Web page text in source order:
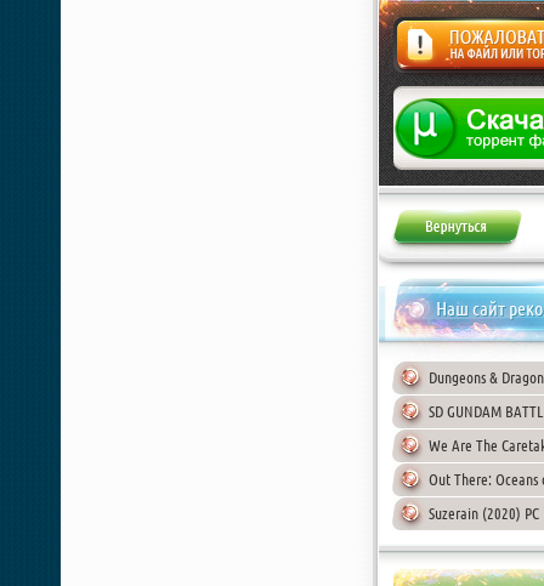
Жалоба
Наш сайт
Dungeons &
SD GUNDAM
We Are The
Out There:
Suzerain (2020)